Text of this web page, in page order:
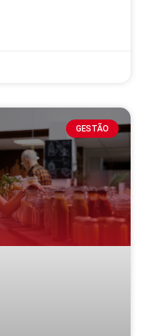
GESTÃO